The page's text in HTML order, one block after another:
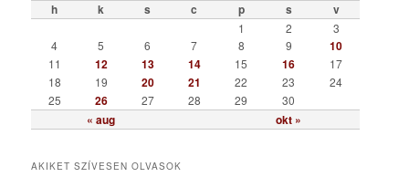
r
h k s c p s v
« aug okt »
1 2
3
4
5 6 7 8 9 10
11 12 13 14 15 16
17
18
19 20 21 22 23
24
25
26 27 28 29 30
AKIKET SZÍVESEN OLVASOK